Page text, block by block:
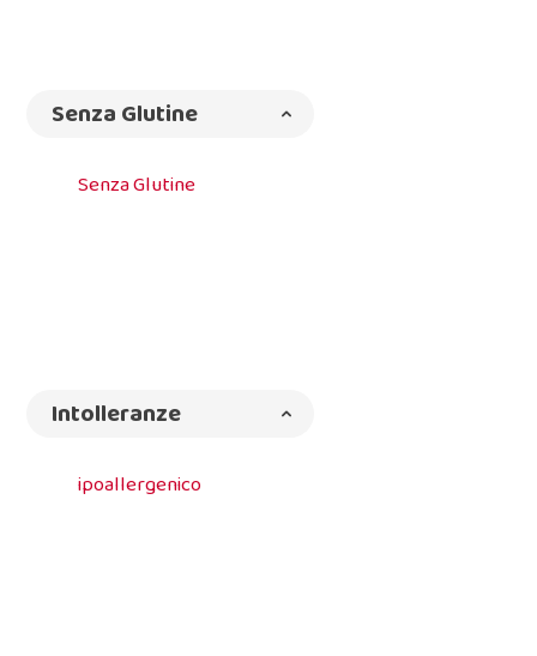
Senza Glutine
Senza Glutine
Intolleranze
ipoallergenico